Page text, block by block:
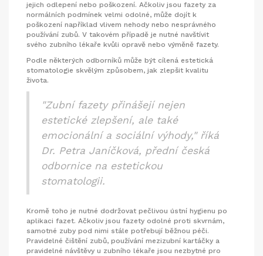
jejich odlepení nebo poškození. Ačkoliv jsou fazety za
normálních podmínek velmi odolné, může dojít k
poškození například vlivem nehody nebo nesprávného
používání zubů. V takovém případě je nutné navštívit
svého zubního lékaře kvůli opravě nebo výměně fazety.
Podle některých odborníků může být cílená estetická
stomatologie skvělým způsobem, jak zlepšit kvalitu
života.
"Zubní fazety přinášejí nejen
estetické zlepšení, ale také
emocionální a sociální výhody," říká
Dr. Petra Janíčková, přední česká
odbornice na estetickou
stomatologii.
Kromě toho je nutné dodržovat pečlivou ústní hygienu po
aplikaci fazet. Ačkoliv jsou fazety odolné proti skvrnám,
samotné zuby pod nimi stále potřebují běžnou péči.
Pravidelné čištění zubů, používání mezizubní kartáčky a
pravidelné návštěvy u zubního lékaře jsou nezbytné pro